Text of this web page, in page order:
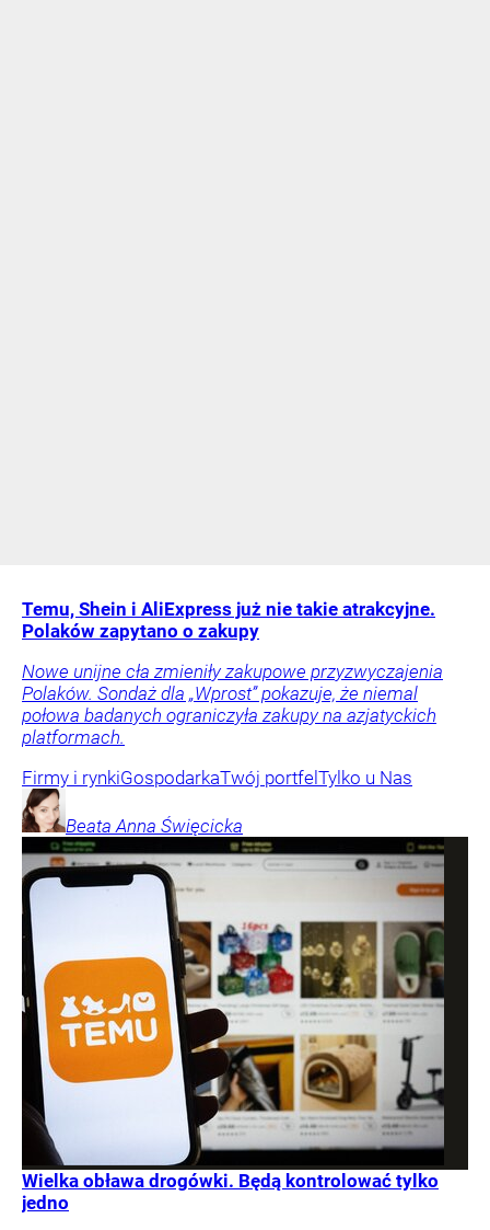
Temu, Shein i AliExpress już nie takie atrakcyjne.
Polaków zapytano o zakupy
Nowe unijne cła zmieniły zakupowe przyzwyczajenia
Polaków. Sondaż dla „Wprost” pokazuje, że niemal
połowa badanych ograniczyła zakupy na azjatyckich
platformach.
Firmy i rynkiGospodarkaTwój portfelTylko u Nas
Beata Anna Święcicka
Wielka obława drogówki. Będą kontrolować tylko
jedno